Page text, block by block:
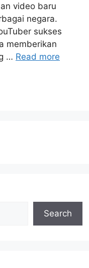
video baru
negara.
sukses
memberikan
… Read more
Search